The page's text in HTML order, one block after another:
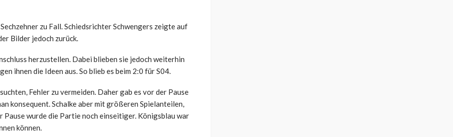
zu Fall. Schiedsrichter Schwengers zeigte auf
Bilder jedoch zurück.
herzustellen. Dabei blieben sie jedoch weiterhin
ihnen die Ideen aus. So blieb es beim 2:0 für S04.
Fehler zu vermeiden. Daher gab es vor der Pause
konsequent. Schalke aber mit größeren Spielanteilen,
Pause wurde die Partie noch einseitiger. Königsblau war
können.